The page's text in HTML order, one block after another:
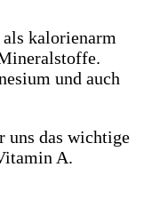
kalorienarm
und auch
uns das wichtige
A.